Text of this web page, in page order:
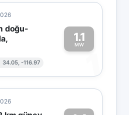
doğu-
34.05, -116.97
1.1
MW
1